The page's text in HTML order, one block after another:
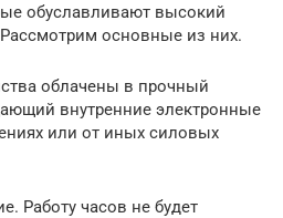
обуславливают высокий
основные из них.
облачены в прочный
внутренние электронные
или от иных силовых
Работу часов не будет